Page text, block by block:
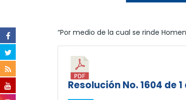
“Por medio de la cual se rinde
Resolución No. 1604 de